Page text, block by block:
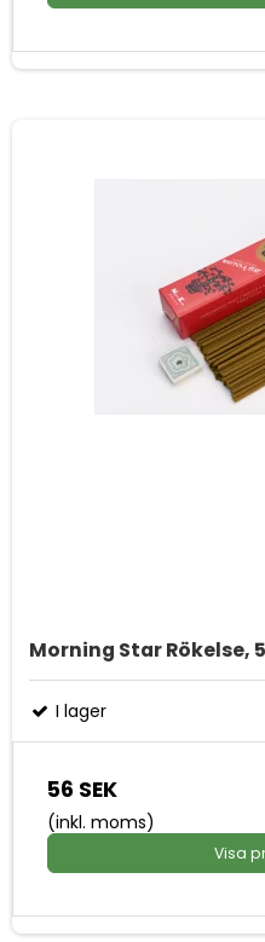
Morning Star Rökelse,
I lager
56 SEK
(inkl. moms)
Visa